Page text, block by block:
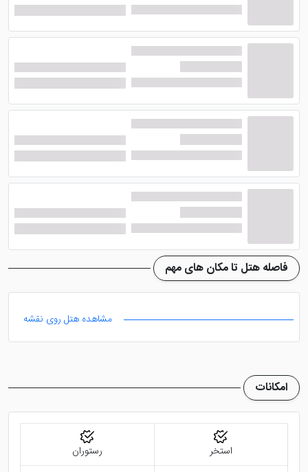
و ... هم از دیگر امکانات موجود در هتل می باشند.
اتاق و رستوران هتل سنتارا بلو مارین
ریزورت و اسپا پوکت
هتل 5 ستاره سنتارا بلو مارین ریزورت و اسپا پوکت
های لوکس و زیبای خود را به امکانات بسیار خوبی تجهیز
کرده تا گردشگران بتوانند رفاه و آسایش را به خوبی در اتاق
ها تجربه کنند. کلیه ی اتاق ها دارای تراس خصوصی،
تلویزیون صفحه تخت با کانال های ماهواره ای، دستگاه چای
ساز، یخچال و فریزر، سیستم سرمایشی، سیستم خوشبو
کننده هوا، حمام اختصاصی مجهز به وان، ملزومات بهداشتی،
دمپایی و ... می باشند.
هتل مجلل سنتارا بلو مارین ریزورت و اسپا پوکت
می کند. اگر هم به دنبال غذاهای دریایی، آسیایی و کبابی
هستید، پیشنهاد می کنیم به رستوران دیپ آندامان مراجعه
خاص می توانید به پول ساید بار بروید.
فاصله هتل تا مکان های مهم
مشاهده هتل روی نقشه
امکانات
استخر رستوران